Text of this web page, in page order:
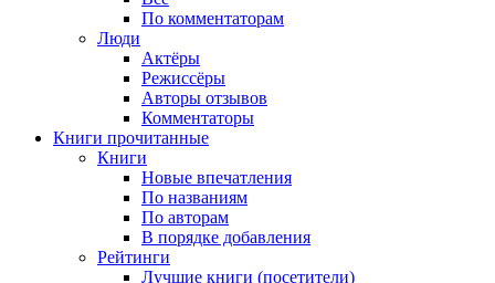
По комментаторам
Люди
Актёры
Режиссёры
Авторы отзывов
Комментаторы
Книги прочитанные
Книги
Новые впечатления
По названиям
По авторам
В порядке добавления
Рейтинги
Лучшие книги (посетители)